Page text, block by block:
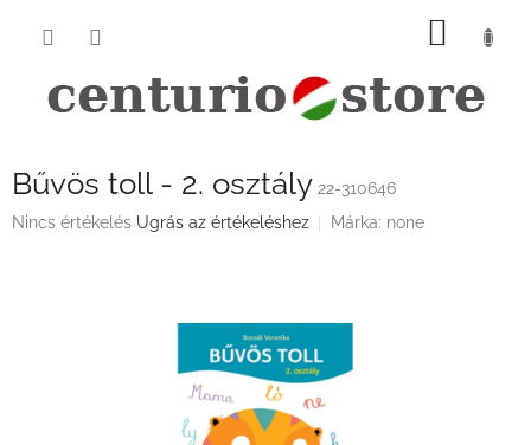
KOSÁR
Bűvös toll - 2. osztály 22-310646
A
Nincs értékelés Ugrás az értékeléshez Márka: none